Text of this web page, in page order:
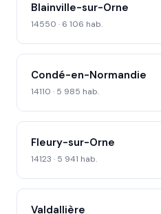
Blainville-sur-Orne
14550 · 6 106 hab.
Condé-en-Normandie
14110 · 5 985 hab.
Fleury-sur-Orne
14123 · 5 941 hab.
Valdallière